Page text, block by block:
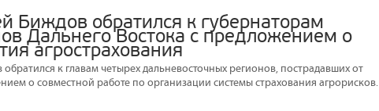
Биждов обратился к губернаторам
Дальнего Востока с предложением о
агрострахования
к главам четырех дальневосточных регионов, пострадавших от
о совместной работе по организации системы страхования агрорисков.